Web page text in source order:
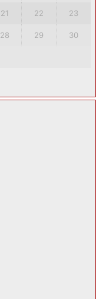
21 22 23
28 29 30